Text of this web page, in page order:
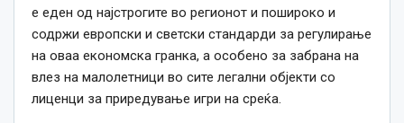
е еден од најстрогите во регионот и пошироко и
содржи европски и светски стандарди за регулирање
на оваа економска гранка, а особено за забрана на
влез на малолетници во сите легални објекти со
лиценци за приредување игри на среќа.